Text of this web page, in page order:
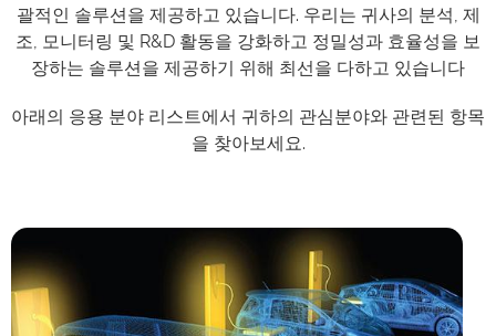
괄적인 솔루션을 제공하고 있습니다. 우리는 귀사의 분석, 제
조, 모니터링 및 R&D 활동을 강화하고 정밀성과 효율성을 보
장하는 솔루션을 제공하기 위해 최선을 다하고 있습니다
아래의 응용 분야 리스트에서 귀하의 관심분야와 관련된 항목
을 찾아보세요.